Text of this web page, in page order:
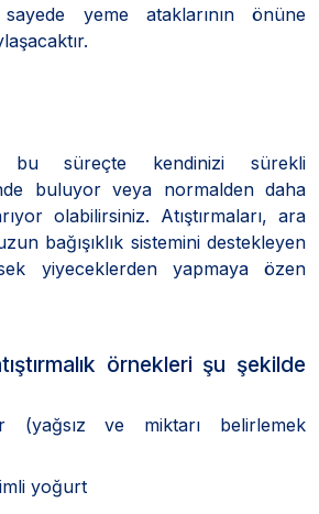
yeme ataklarının önüne
bu süreçte kendinizi sürekli
buluyor veya normalden daha
olabilirsiniz. Atıştırmaları, ara
bağışıklık sistemini destekleyen
yiyeceklerden yapmaya özen
örnekleri şu şekilde
(yağsız ve miktarı belirlemek
yoğurt